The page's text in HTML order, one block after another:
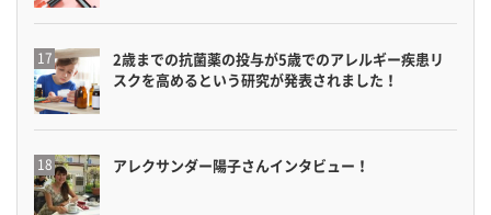
2歳までの抗菌薬の投与が5歳でのアレルギー疾患リ
スクを高めるという研究が発表されました！
アレクサンダー陽子さんインタビュー！